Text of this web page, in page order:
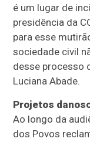
é um lugar de
presidência da
para esse
sociedade civil
desse processo
Luciana Abade.
Projetos
Ao longo da
dos Povos